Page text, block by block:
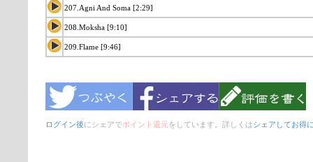
207.Agni And Soma [2:29]
208.Moksha [9:10]
209.Flame [9:46]
ログイン後にシェアでポイント還元をしています。詳しくはシェアしてお得